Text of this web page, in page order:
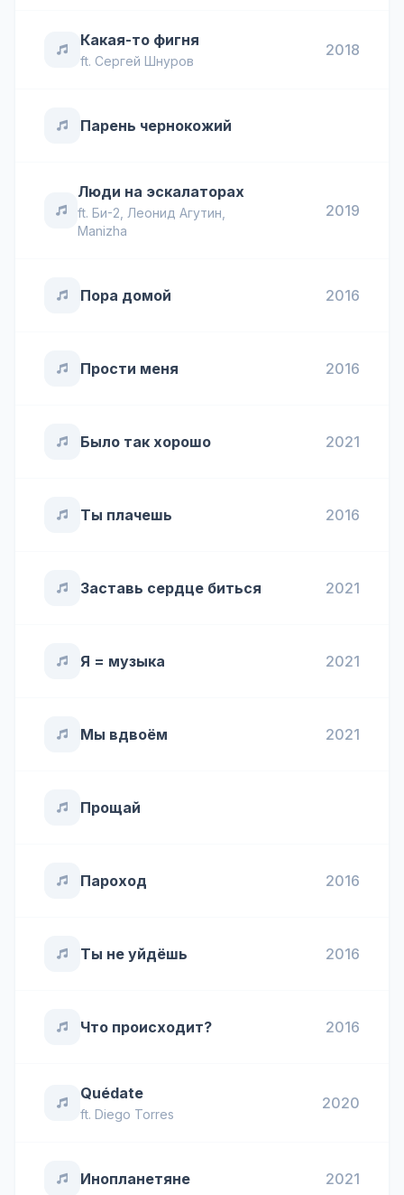
Какая-то фигня
ft. Сергей Шнуров
2018
Парень чернокожий
Люди на эскалаторах
ft.Би-2 Леонид Агутин
Manizha
2019
Пора домой 2016
Прости меня 2016
Было так хорошо 2021
Ты плачешь 2016
Заставь сердце биться 2021
Я = музыка 2021
Мы вдвоём 2021
Прощай
Пароход 2016
Ты не уйдёшь 2016
Что происходит? 2016
Quédate
ft. Diego Torres
2020
Инопланетяне 2021